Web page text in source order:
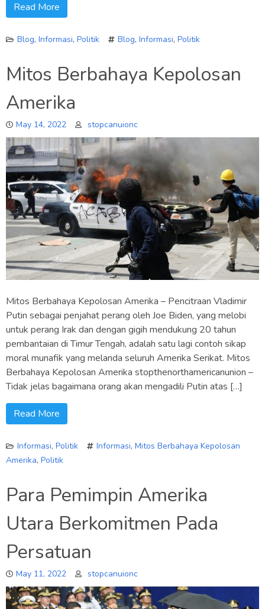
Read More
Blog, Informasi, Politik Blog, Informasi, Politik
Mitos Berbahaya Kepolosan
Amerika
May 14, 2022 stopcanuionc
Mitos Berbahaya Kepolosan Amerika – Pencitraan Vladimir
Putin sebagai penjahat perang oleh Joe Biden, yang melobi
untuk perang Irak dan dengan gigih mendukung 20 tahun
pembantaian di Timur Tengah, adalah satu lagi contoh sikap
moral munafik yang melanda seluruh Amerika Serikat. Mitos
Berbahaya Kepolosan Amerika stopthenorthamericanunion –
Tidak jelas bagaimana orang akan mengadili Putin atas […]
Read More
Informasi, Politik Informasi, Mitos Berbahaya Kepolosan
Amerika, Politik
Para Pemimpin Amerika
Utara Berkomitmen Pada
Persatuan
May 11, 2022 stopcanuionc